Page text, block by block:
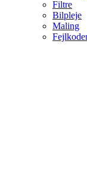
Filtre
Bilpleje
Maling